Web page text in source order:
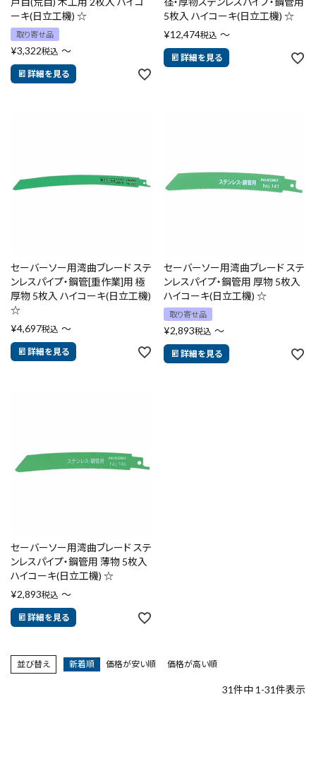
ーキ(日立工機) ☆
取り寄せ品
¥3,322税込 〜
詳細を見る
5枚入 ハイコーキ(日立工機) ☆
¥12,474税込 〜
詳細を見る
セーバーソー用湾曲ブレード ステ
ンレスパイプ・鋼管[重作業]用 極
厚物 5枚入 ハイコーキ(日立工機)
☆
¥4,697税込 〜
詳細を見る
セーバーソー用湾曲ブレード ステ
ンレスパイプ・鋼管用 厚物 5枚入
ハイコーキ(日立工機) ☆
取り寄せ品
¥2,893税込 〜
詳細を見る
セーバーソー用湾曲ブレード ステ
ンレスパイプ・鋼管用 薄物 5枚入
ハイコーキ(日立工機) ☆
¥2,893税込 〜
詳細を見る
並び替え 新着順 価格が安い順 価格が高い順
31件中 1 -31件表示